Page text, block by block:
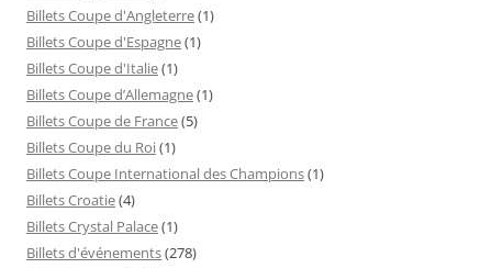
Billets Coupe d'Angleterre(1)
Billets Coupe d'Espagne(1)
Billets Coupe d'Italie(1)
Billets Coupe d’Allemagne(1)
Billets Coupe de France(5)
Billets Coupe du Roi(1)
Billets Coupe International des Champions(1)
Billets Croatie(4)
Billets Crystal Palace(1)
Billets d'événements(278)